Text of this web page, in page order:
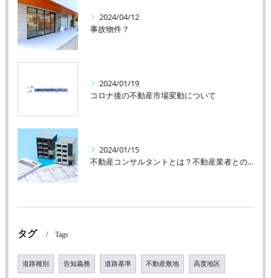
2024/04/12
事故物件？
2024/01/19
コロナ後の不動産市場変動について
2024/01/15
不動産コンサルタントとは？不動産業者との違い
タグ Tags
道路種別 告知義務 道路基準 不動産敷地 高度地区